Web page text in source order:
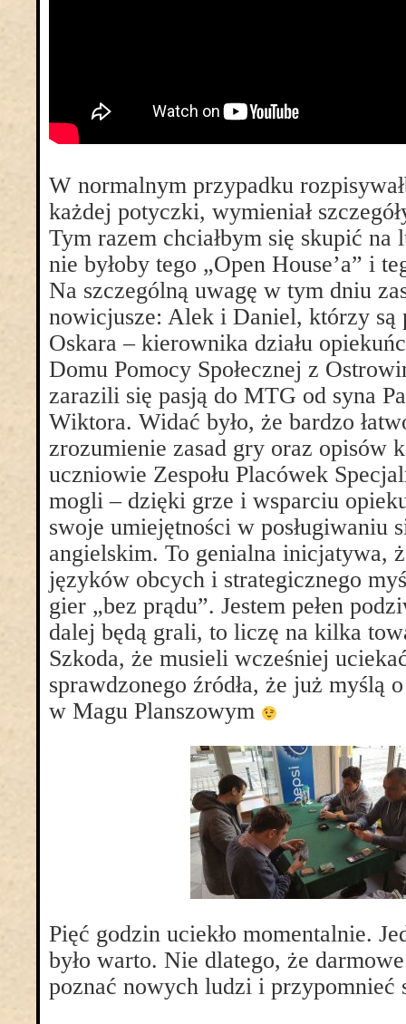
W normalnym przypadku
każdej potyczki, wymieniał
Tym razem chciałbym się skupić na
nie byłoby tego „Open House’a” i
Na szczególną uwagę w tym dniu
nowicjusze: Alek i Daniel, którzy są
Oskara – kierownika działu
Domu Pomocy Społecznej z
zarazili się pasją do MTG od syna
Wiktora. Widać było, że bardzo
zrozumienie zasad gry oraz opisów
uczniowie Zespołu Placówek
mogli – dzięki grze i wsparciu
swoje umiejętności w posługiwaniu
angielskim. To genialna inicjatywa,
języków obcych i strategicznego
gier „bez prądu”. Jestem pełen
dalej będą grali, to liczę na kilka
Szkoda, że musieli wcześniej
sprawdzonego źródła, że już myślą
w Magu Planszowym
Pięć godzin uciekło momentalnie.
było warto. Nie dlatego, że
poznać nowych ludzi i przypomnieć